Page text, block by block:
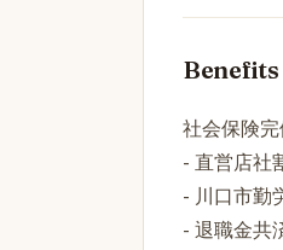
Benefits
社会保険
- 直営店社
- 川口市勤
- 退職金共